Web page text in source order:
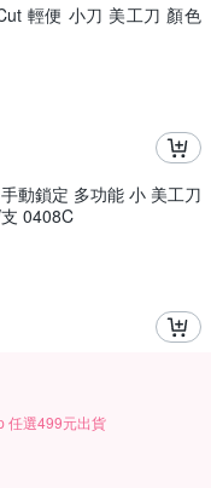
輕便 小刀 美工刀 顏色
動鎖定 多功能 小 美工刀
0408C
任選499元出貨